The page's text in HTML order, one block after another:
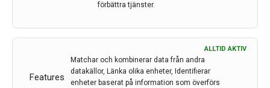
förbättra tjänster.
Features
ALLTID AKTIV
Matchar och kombinerar data från andra
datakällor, Länka olika enheter, Identifierar
enheter baserat på information som överförs